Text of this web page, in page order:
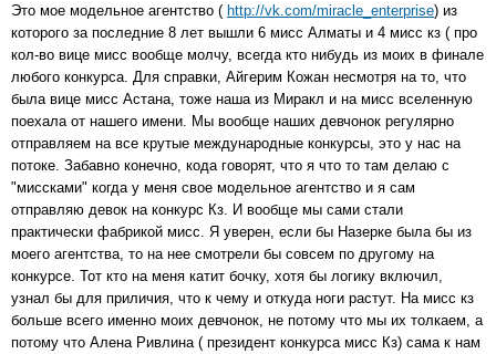
Это мое модельное агентство ( http://vk.com/miracle_enterprise) из
которого за последние 8 лет вышли 6 мисс Алматы и 4 мисс кз ( про
кол-во вице мисс вообще молчу, всегда кто нибудь из моих в финале
любого конкурса. Для справки, Айгерим Кожан несмотря на то, что
была вице мисс Астана, тоже наша из Миракл и на мисс вселенную
поехала от нашего имени. Мы вообще наших девчонок регулярно
отправляем на все крутые международные конкурсы, это у нас на
потоке. Забавно конечно, кода говорят, что я что то там делаю с
"миссками" когда у меня свое модельное агентство и я сам
отправляю девок на конкурс Кз. И вообще мы сами стали
практически фабрикой мисс. Я уверен, если бы Назерке была бы из
моего агентства, то на нее смотрели бы совсем по другому на
конкурсе. Тот кто на меня катит бочку, хотя бы логику включил,
узнал бы для приличия, что к чему и откуда ноги растут. На мисс кз
больше всего именно моих девчонок, не потому что мы их толкаем, а
потому что Алена Ривлина ( президент конкурса мисс Кз) сама к нам